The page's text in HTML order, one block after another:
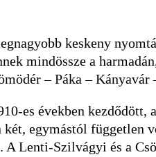
keskeny
mindössze a
– Páka – Kányavár
es években kezdődött,
egymástól független
A Lenti-Szilvágyi és a